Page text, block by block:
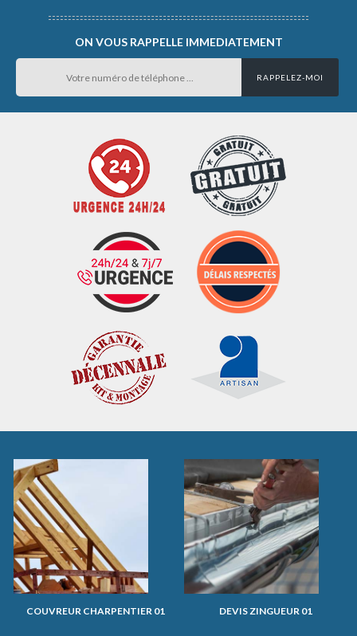
ON VOUS RAPPELLE IMMEDIATEMENT
COUVREUR CHARPENTIER 01 DEVIS ZINGUEUR 01